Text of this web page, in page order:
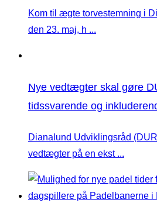
Kom til ægte torvestemning i
den 23. maj, h ...
Nye vedtægter skal gøre
tidssvarende og
Dianalund Udviklingsråd
vedtægter på en ekst ...